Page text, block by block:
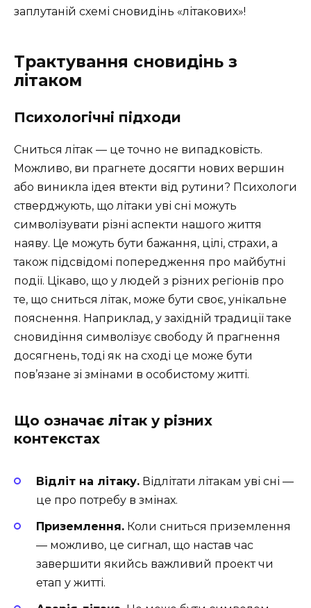
заплутаній схемі сновидінь «літакових»!
Трактування сновидінь з
літаком
Психологічні підходи
Сниться літак — це точно не випадковість.
Можливо, ви прагнете досягти нових вершин
або виникла ідея втекти від рутини? Психологи
стверджують, що літаки уві сні можуть
символізувати різні аспекти нашого життя
наяву. Це можуть бути бажання, цілі, страхи, а
також підсвідомі попередження про майбутні
події. Цікаво, що у людей з різних регіонів про
те, що сниться літак, може бути своє, унікальне
пояснення. Наприклад, у західній традиції таке
сновидіння символізує свободу й прагнення
досягнень, тоді як на сході це може бути
пов’язане зі змінами в особистому житті.
Що означає літак у різних
контекстах
Відліт на літаку. Відлітати літакам уві сні —
це про потребу в змінах.
Приземлення. Коли сниться приземлення
— можливо, це сигнал, що настав час
завершити якийсь важливий проект чи
етап у житті.